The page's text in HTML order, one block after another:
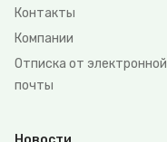
Контакты
Компании
Отписка от электронной
почты